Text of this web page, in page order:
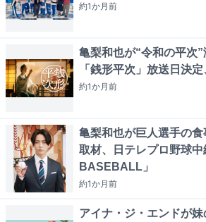
約1か月前
亀梨和也が“令和の平次
「銭形平次」放送日決
約1か月前
亀梨和也が巨人選手の
取材、日テレプロ野球
BASEBALL」
約1か月前
アイナ・ジ・エンドが